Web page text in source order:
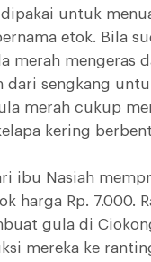
untuk
etok. Bila
merah mengeras
dari sengkang
merah cukup
kering
ibu Nasiah
harga Rp. 7.000.
gula di
mereka ke